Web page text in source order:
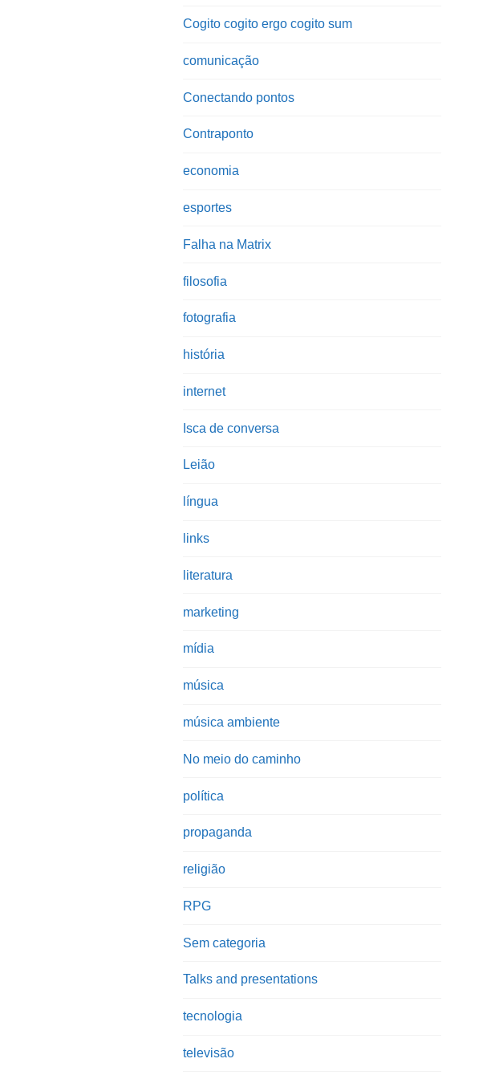
Cogito cogito ergo cogito sum
comunicação
Conectando pontos
Contraponto
economia
esportes
Falha na Matrix
filosofia
fotografia
história
internet
Isca de conversa
Leião
língua
links
literatura
marketing
mídia
música
música ambiente
No meio do caminho
política
propaganda
religião
RPG
Sem categoria
Talks and presentations
tecnologia
televisão